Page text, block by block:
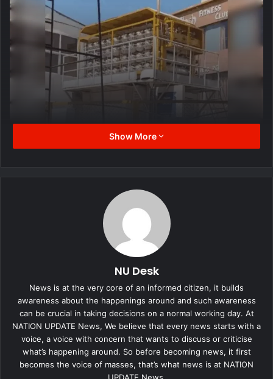
इससे पहले 16 मई को भी CNG के रेट करीब 3 रुपए प्रति किलो बढ़ाए गए थे।
मध्य प्रदेश में फिलहाल थिंक गैस, गेल और अवंतिका गैस एजेंसियां सप्लाई करती
हैं। भोपाल, सीहोर, राजगढ़, विदिशा और शिवपुरी जैसे जिलों में थिंक गैस की
सप्लाई होती है। वहीं इंदौर और उज्जैन संभाग में अवंतिका कंपनी CNG उपलब्ध
भोपाल में कुल 25 CNG स्टेशन संचालित हैं। इनमें मैनिट, नीलबड़, होशंगाबाद
रोड और बैरागढ़ रोड के स्टेशन प्रमुख हैं। नए रेट इन सभी स्टेशनों पर लागू कर
दिए गए हैं।
हालांकि महंगाई के बावजूद CNG गाड़ियों की डिमांड लगातार बढ़ रही है। पिछले
तीन साल में भोपाल में CNG Vehicles की बिक्री करीब 50 प्रतिशत तक बढ़ी
Show More
NU Desk
News is at the very core of an informed citizen, it builds
awareness about the happenings around and such awareness
can be crucial in taking decisions on a normal working day. At
NATION UPDATE News, We believe that every news starts with a
voice, a voice with concern that wants to discuss or criticise
what’s happening around. So before becoming news, it first
becomes the voice of masses, that’s what news is at NATION
UPDATE News.